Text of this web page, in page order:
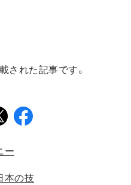
された記事です。
ー
本の技